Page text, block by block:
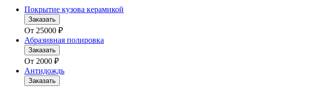
Покрытие кузова керамикой
Заказать
От 25000 ₽
Абразивная полировка
Заказать
От 2000 ₽
Антидождь
Заказать